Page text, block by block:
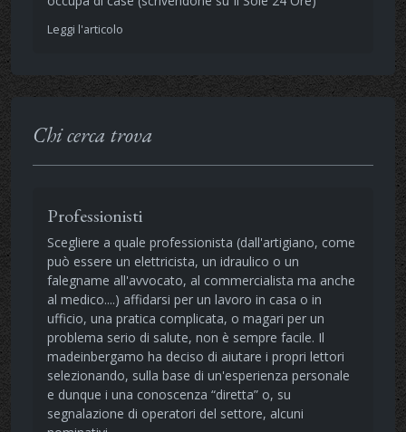
Leggi l'articolo
Chi cerca trova
Professionisti
Scegliere a quale professionista (dall'artigiano, come
può essere un elettricista, un idraulico o un
falegname all'avvocato, al commercialista ma anche
al medico....) affidarsi per un lavoro in casa o in
ufficio, una pratica complicata, o magari per un
problema serio di salute, non è sempre facile. Il
madeinbergamo ha deciso di aiutare i propri lettori
selezionando, sulla base di un'esperienza personale
e dunque i una conoscenza “diretta” o, su
segnalazione di operatori del settore, alcuni